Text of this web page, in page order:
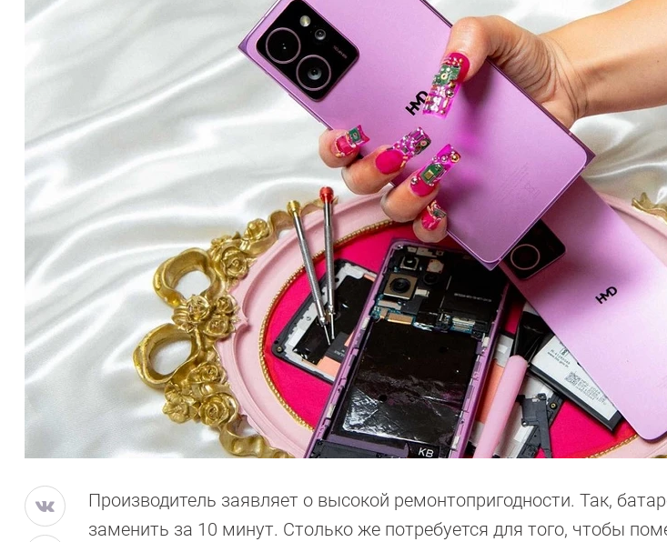
Производитель заявляет о высокой ремонтопригодности. Так,
заменить за 10 минут. Столько же потребуется для того, чтобы